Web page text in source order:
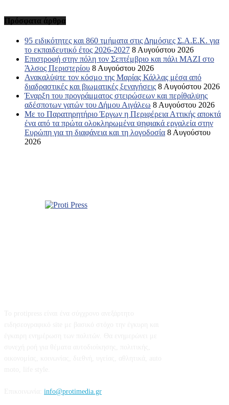
Πρόσφατα άρθρα
95 ειδικότητες και 860 τμήματα στις Δημόσιες Σ.Α.Ε.Κ. για
το εκπαιδευτικό έτος 2026-2027 8 Αυγούστου 2026
Επιστροφή στην πόλη τον Σεπτέμβριο και πάλι ΜΑΖΙ στο
Άλσος Περιστερίου 8 Αυγούστου 2026
Ανακαλύψτε τον κόσμο της Μαρίας Κάλλας μέσα από
διαδραστικές και βιωματικές ξεναγήσεις 8 Αυγούστου 2026
Έναρξη του προγράμματος στειρώσεων και περίθαλψης
αδέσποτων γατών του Δήμου Αιγάλεω 8 Αυγούστου 2026
Με το Παρατηρητήριο Έργων η Περιφέρεια Αττικής αποκτά
ένα από τα πρώτα ολοκληρωμένα ψηφιακά εργαλεία στην
Ευρώπη για τη διαφάνεια και τη λογοδοσία 8 Αυγούστου
2026
info@protimedia.gr